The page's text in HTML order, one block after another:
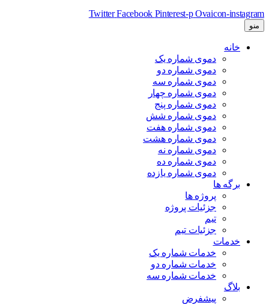
Twitter Facebook Pinterest-p Ovaicon-instagram
منو
خانه
دموی شماره یک
دموی شماره دو
دموی شماره سه
دموی شماره چهار
دموی شماره پنج
دموی شماره شش
دموی شماره هفت
دموی شماره هشت
دموی شماره نه
دموی شماره ده
دموی شماره یازده
برگه ها
پروژه ها
جزئیات پروژه
تیم
جزئیات تیم
خدمات
خدمات شماره یک
خدمات شماره دو
خدمات شماره سه
بلاگ
پیشفرض